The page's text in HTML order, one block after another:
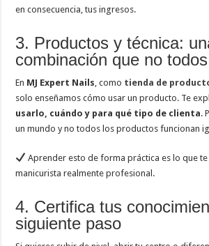
en consecuencia, tus ingresos.
3. Productos y técnica:
combinación que no
En MJ Expert Nails , como tienda de
solo enseñamos cómo usar un producto. Te
usarlo, cuándo y para qué tipo de clienta.
un mundo y no todos los productos funcionan
Aprender esto de forma práctica es lo que te
manicurista realmente profesional.
4. Certifica tus
siguiente paso